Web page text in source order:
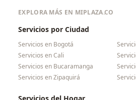
EXPLORA MÁS EN MIPLAZA.CO
Servicios por Ciudad
Servicios en Bogotá
Servicios enCali
Servicios en Bucaramanga
Servicios enZipaquirá